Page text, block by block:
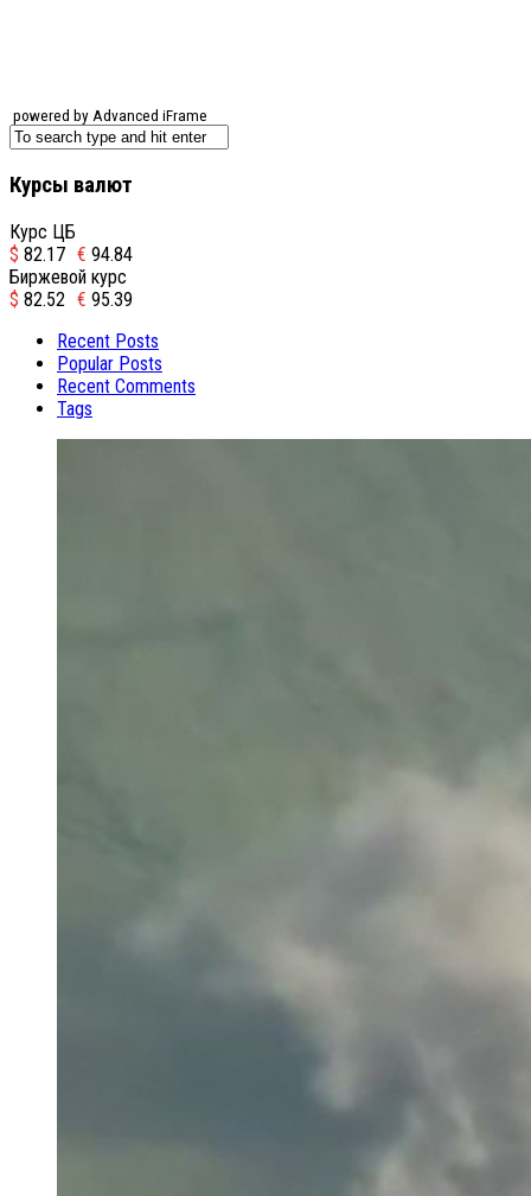
powered by Advanced iFrame
Курсы валют
Курс ЦБ
$ 82.17 € 94.84
Биржевой курс
$ 82.52 € 95.39
Recent Posts
Popular Posts
Recent Comments
Tags